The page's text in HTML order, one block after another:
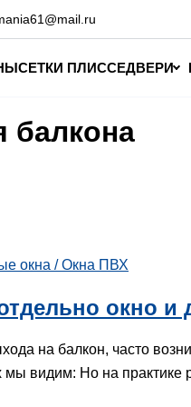
СЕТКИ ПЛИССЕДВЕРИ
балкона
окна / Окна ПВХ
окно и
на балкон, часто
мы видим: Но на